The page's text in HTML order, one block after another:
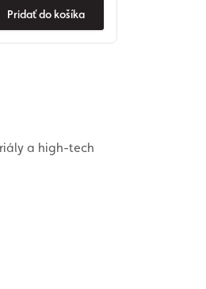
Pridať do košíka
a high-tech